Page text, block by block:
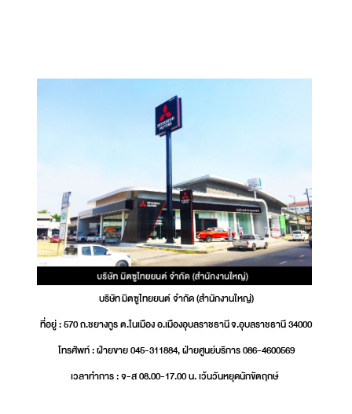
บริษัท มิตซูไทยยนต์ จำกัด (สำนักงานใหญ่)
ที่อยู่ : 570 ถ.ชยางกูร ต.ในเมือง อ.เมืองอุบลราชธานี จ.อุบลราชธานี 34000
โทรศัพท์ : ฝ่ายขาย 045-311884, ฝ่ายศูนย์บริการ 086-4600569
เวลาทำการ : จ-ส 08.00-17.00 น. เว้นวันหยุดนักขัตฤกษ์